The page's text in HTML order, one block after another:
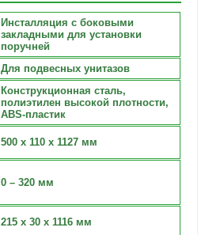
Инсталляция с боковыми
закладными для установки
поручней
Для подвесных унитазов
Конструкционная сталь,
полиэтилен высокой плотности,
ABS-пластик
500 x 110 x 1127 мм
0 – 320 мм
215 x 30 x 1116 мм